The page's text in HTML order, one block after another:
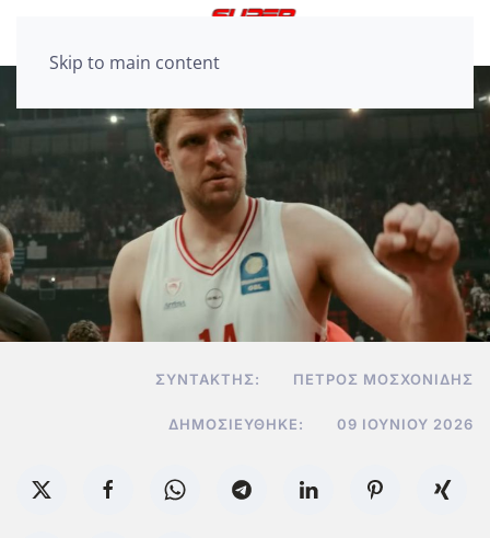
Skip to main content
ΣΥΝΤΆΚΤΗΣ: ΠΈΤΡΟΣ ΜΟΣΧΟΝΊΔΗΣ
ΔΗΜΟΣΙΕΎΘΗΚΕ: 09 ΙΟΥΝΊΟΥ 2026